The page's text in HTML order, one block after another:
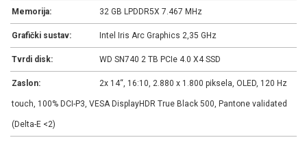
Memorija: 32 GB LPDDR5X 7.467 MHz
Grafički sustav: Intel Iris Arc Graphics 2,35 GHz
Tvrdi disk: WD SN740 2 TB PCIe 4.0 X4 SSD
Zaslon: 2x 14“, 16:10, 2.880 x 1.800 piksela, OLED, 120 Hz
touch, 100% DCI-P3, VESA DisplayHDR True Black 500, Pantone validated
(Delta-E <2)